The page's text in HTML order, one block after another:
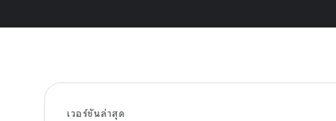
เวอร์ชันล่าสุด